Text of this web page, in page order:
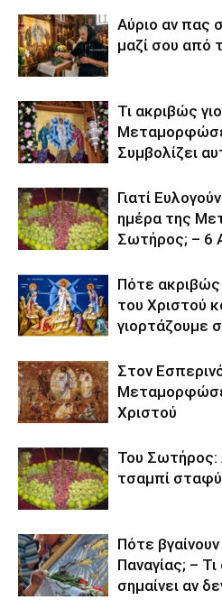
Αύριο αν πας
μαζί σου από
Τι ακριβώς
Συμβολίζει
Γιατί
ημέρα της
Σωτήρος; – 6
Πότε
του Χριστού
γιορτάζουμε
Στον
Χριστού
Του Σωτήρος:
τσαμπί
Πότε
Παναγίας; – Τι
σημαίνει αν